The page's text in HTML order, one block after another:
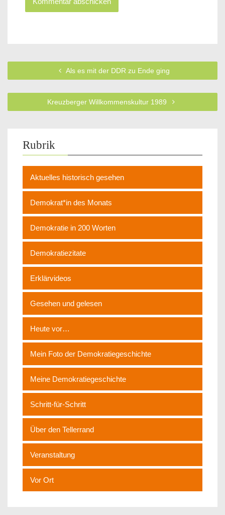
Als es mit der DDR zu Ende ging
Kreuzberger Willkommenskultur 1989
Rubrik
Aktuelles historisch gesehen
Demokrat*in des Monats
Demokratie in 200 Worten
Demokratiezitate
Erklärvideos
Gesehen und gelesen
Heute vor…
Mein Foto der Demokratiegeschichte
Meine Demokratiegeschichte
Schritt-für-Schritt
Über den Tellerrand
Veranstaltung
Vor Ort